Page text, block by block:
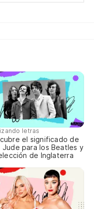
letras
el significado de
Jude para los Beatles y
de Inglaterra